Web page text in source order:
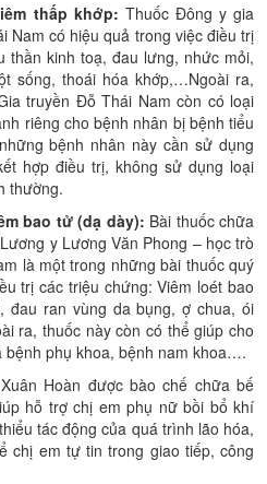
thấp khớp: Thuốc Đông y gia
Nam có hiệu quả trong việc điều trị
thần kinh toạ, đau lưng, nhức mỏi,
sống, thoái hóa khớp,…Ngoài ra,
truyền Đỗ Thái Nam còn có loại
riêng cho bệnh nhân bị bệnh tiểu
bệnh nhân này cần sử dụng
hợp điều trị, không sử dụng loại
thường.
bao tử (dạ dày): Bài thuốc chữa
y Lương Văn Phong – học trò
là một trong những bài thuốc quý
trị các triệu chứng: Viêm loét bao
đau ran vùng da bụng, ợ chua, ói
ra, thuốc này còn có thể giúp cho
bệnh phụ khoa, bệnh nam khoa….
Hoàn được bào chế chữa bế
hỗ trợ chị em phụ nữ bồi bổ khí
tác động của quá trình lão hóa,
chị em tự tin trong giao tiếp, công